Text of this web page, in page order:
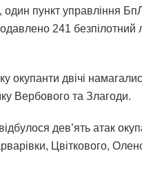
один пункт управління
241 безпілотний
окупанти двічі
Вербового та Злагоди.
дев’ять атак
Цвіткового,